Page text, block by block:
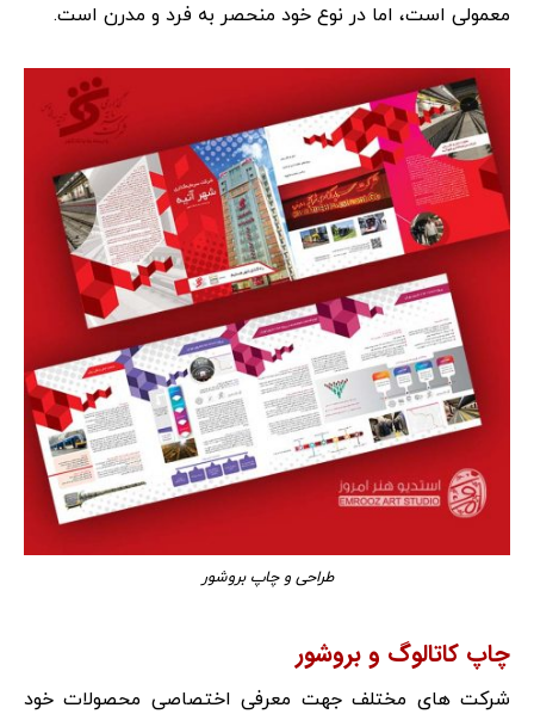
معمولی است، اما در نوع خود منحصر به فرد و مدرن است.
طراحی و چاپ بروشور
چاپ کاتالوگ و بروشور
شرکت های مختلف جهت معرفی اختصاصی محصولات خود